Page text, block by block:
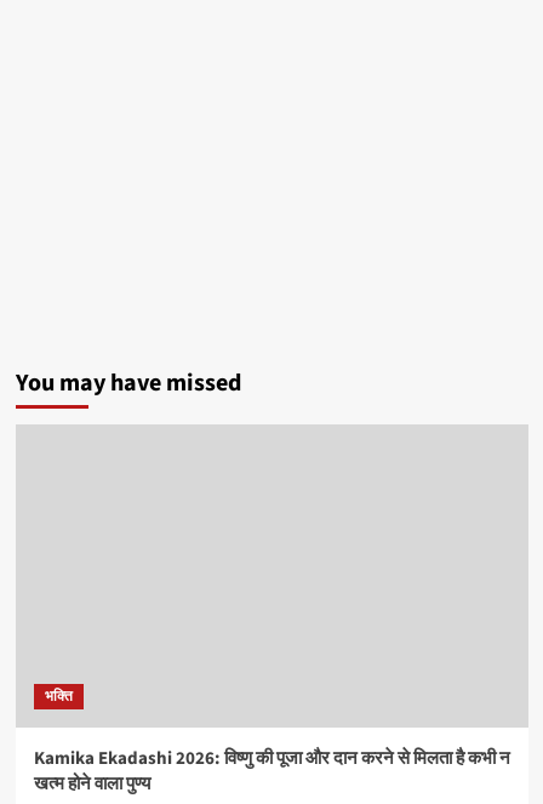
You may have missed
भक्ति
Kamika Ekadashi 2026: विष्णु की पूजा और दान करने से मिलता है कभी न
खत्म होने वाला पुण्य